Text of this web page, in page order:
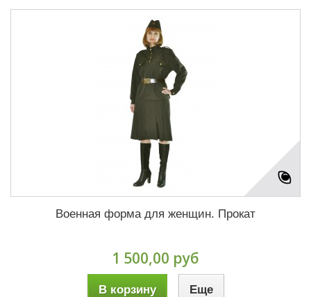
Военная форма для женщин. Прокат
1 500,00 руб
В корзину Еще